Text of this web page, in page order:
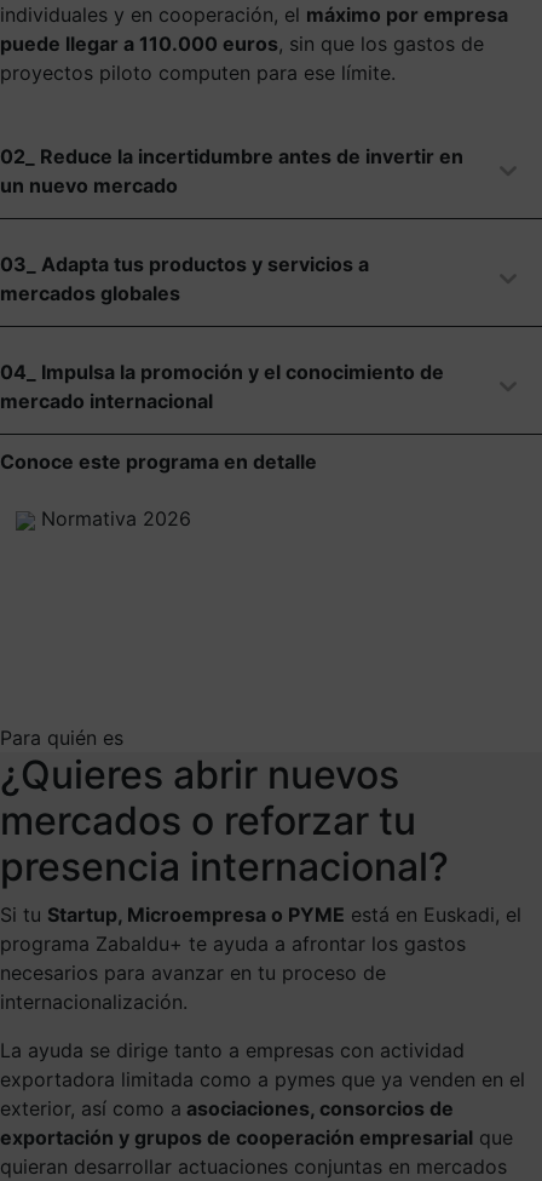
individuales y en cooperación, el máximo por empresa
puede llegar a 110.000 euros, sin que los gastos de
proyectos piloto computen para ese límite.
02_ Reduce la incertidumbre antes de invertir en
un nuevo mercado
03_ Adapta tus productos y servicios a
mercados globales
04_ Impulsa la promoción y el conocimiento de
mercado internacional
Conoce este programa en detalle
Normativa 2026
Para quién es
¿Quieres abrir nuevos
mercados o reforzar tu
presencia internacional?
Si tu Startup, Microempresa o PYME está en Euskadi, el
programa Zabaldu+ te ayuda a afrontar los gastos
necesarios para avanzar en tu proceso de
internacionalización.
La ayuda se dirige tanto a empresas con actividad
exportadora limitada como a pymes que ya venden en el
exterior, así como a asociaciones, consorcios de
exportación y grupos de cooperación empresarial que
quieran desarrollar actuaciones conjuntas en mercados